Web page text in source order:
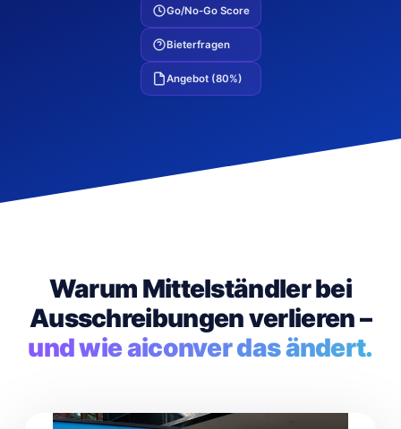
Go/No-Go Score
Bieterfragen
Angebot (80%)
Warum Mittelständler bei
Ausschreibungen verlieren –
und wie aiconver das ändert.